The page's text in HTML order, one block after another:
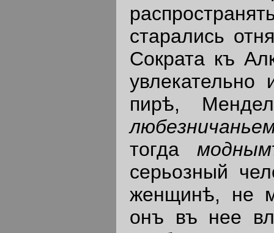
старались
Сократа къ
пирѣ,
тогда
серьозный
женщинѣ, не
онъ въ нее